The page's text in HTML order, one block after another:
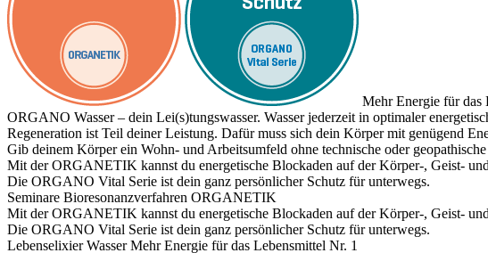
Mehr Energie für das
ORGANO Wasser – dein Lei(s)tungswasser. Wasser jederzeit in optimaler
Regeneration ist Teil deiner Leistung. Dafür muss sich dein Körper mit genügend
Gib deinem Körper ein Wohn- und Arbeitsumfeld ohne technische oder
Mit der ORGANETIK kannst du energetische Blockaden auf der Körper-, Geist-
Die ORGANO Vital Serie ist dein ganz persönlicher Schutz für unterwegs.
Seminare Bioresonanzverfahren ORGANETIK
Mit der ORGANETIK kannst du energetische Blockaden auf der Körper-, Geist-
Die ORGANO Vital Serie ist dein ganz persönlicher Schutz für unterwegs.
Lebenselixier Wasser Mehr Energie für das Lebensmittel Nr. 1